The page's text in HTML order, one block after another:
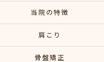
当院の特徴
肩こり
骨盤矯正